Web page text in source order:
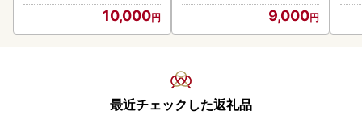
10,000 9,000
最近チェックした返礼品